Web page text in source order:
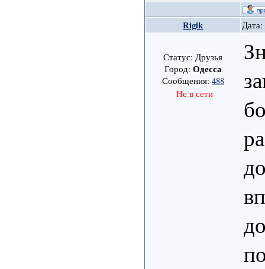
Rigik
Статус: Друзья
Город: Одесса
Сообщения: 488
Не в сети